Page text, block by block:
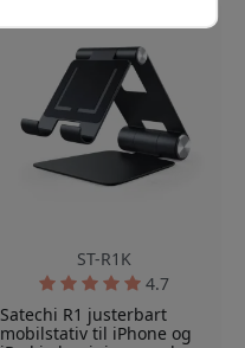
ST-R1K
4.7
Satechi R1 justerbart
mobilstativ til iPhone og